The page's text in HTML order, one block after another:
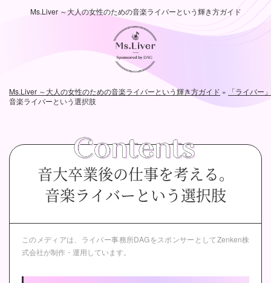
Ms.Liver ～大人の女性のための音楽ライバーという輝き方ガイド
Ms.Liver ～大人の女性のための音楽ライバーという輝き方ガイド »
「ライバー
音楽ライバーという選択肢
音大卒業後の仕事を考える。
音楽ライバーという選択肢
このメディアは、ライバー事務所DAGをスポンサーとしてZenken株
式会社が制作・運用しています。